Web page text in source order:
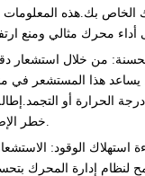
الخاص بك.هذه
: من خلال استشعار
يساعد هذا المستشعر في
درجة الحرارة أو
استهلاك الوقود :
لنظام إدارة المحرك